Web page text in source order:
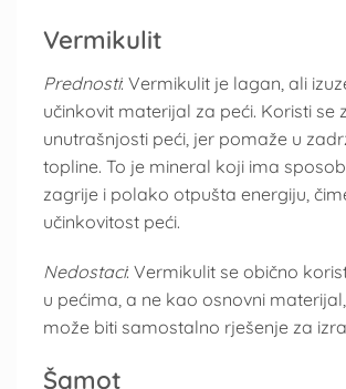
Vermikulit
Prednosti: Vermikulit je lagan, ali
učinkovit materijal za peći. Koristi se
unutrašnjosti peći, jer pomaže u
topline. To je mineral koji ima
zagrije i polako otpušta energiju,
učinkovitost peći.
Nedostaci: Vermikulit se obično
u pećima, a ne kao osnovni
može biti samostalno rješenje za
Šamot